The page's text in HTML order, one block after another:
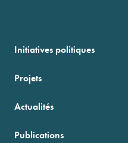
Initiatives politiques
Projets
Actualités
Publications